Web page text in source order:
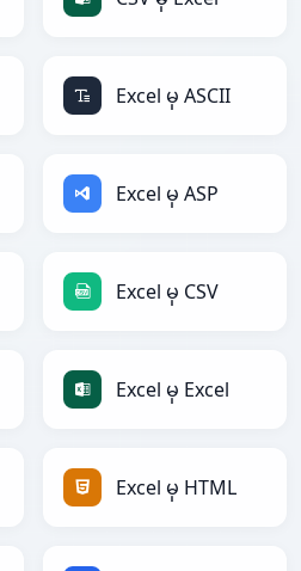
Excel မှ ASCII
Excel မှ ASP
Excel မှ CSV
Excel မှ Excel
Excel မှ HTML